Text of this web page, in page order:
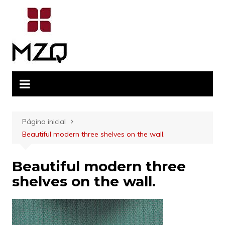
conteúdo
Página inicial
Beautiful modern three shelves on the wall.
Beautiful modern three
shelves on the wall.